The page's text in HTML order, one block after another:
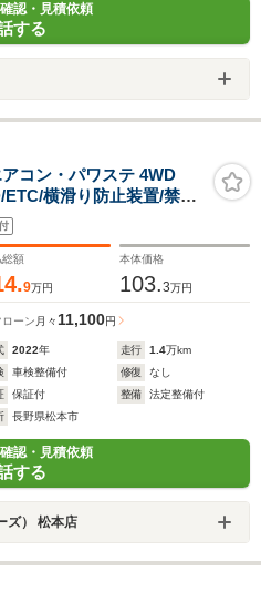
認・見積依頼
する
コン・パワステ 4WD
横滑り防止装置/禁煙
助手席/パワーステアリ
/マニュアルエアコン
総額
9万円
本体価格
103.3万円
ーン 月々11,100円
2022年 走行 1.4万km
車検整備付 修復
なし
保証付 整備
法定整備付
長野県松本市
認・見積依頼
する
ズ） 松本店